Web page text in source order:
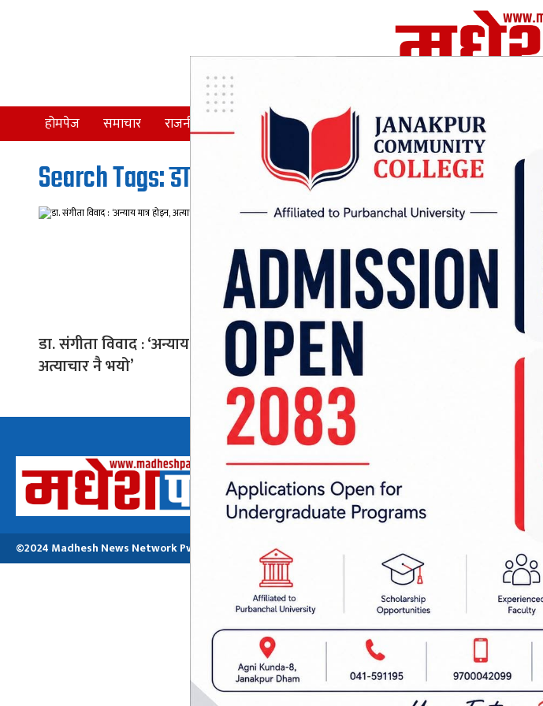
होमपेज समाचार राजनीति समाज देश विचार अर्थ/वाणिज शिक्षा
Search Tags: डा. संगीता कौशल मिश्र
डा. संगीता विवाद : ‘अन्याय मात्र होइन,
अत्याचार नै भयो’
मन्त्रीहरूको शपथ ग्रहण कार्यक्रम ३
बजेका लागि सर्‍यो
अध्यक्ष तथा प्रबन्ध निर्देशक:
मनोजकुमार मोरबैता
©2024 Madhesh News Network Pvt. ltd | All Rights Reserved.